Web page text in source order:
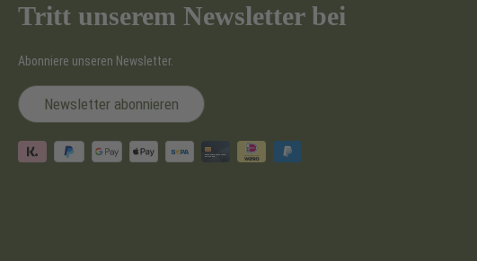
Tritt unserem Newsletter bei
Abonniere unseren Newsletter.
Newsletter abonnieren